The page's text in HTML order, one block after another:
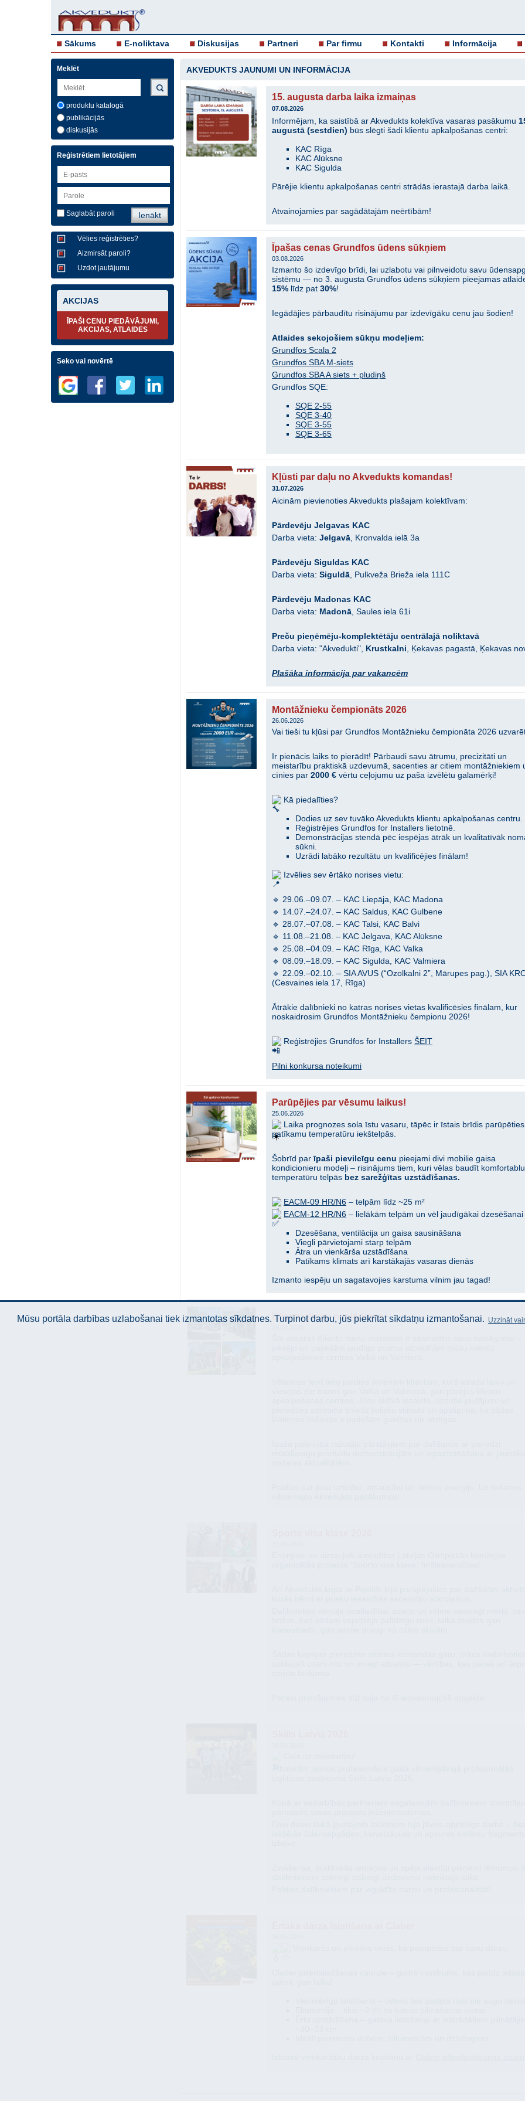
Sākums E-noliktava Diskusijas Partneri Par firmu Kontakti Informācija
Meklēt
produktu katalogā
publikācijās
diskusijās
Reģistrētiem lietotājiem
Saglabāt paroli
Vēlies reģistrēties?
Aizmirsāt paroli?
Uzdot jautājumu
AKCIJAS
ĪPAŠI CENU PIEDĀVĀJUMI,
AKCIJAS, ATLAIDES
Seko vai novērtē
AKVEDUKTS JAUNUMI UN INFORMĀCIJA
15. augusta darba laika izmaiņas
07.08.2026
Informējam, ka saistībā ar Akvedukts kolektīva vasaras pasākumu
augustā (sestdien) būs slēgti šādi klientu apkalpošanas centri:
KAC Rīga
KAC Alūksne
KAC Sigulda
Pārējie klientu apkalpošanas centri strādās ierastajā darba laikā.
Atvainojamies par sagādātajām neērtībām!
Īpašas cenas Grundfos ūdens sūkņiem
03.08.2026
Izmanto šo izdevīgo brīdi, lai uzlabotu vai pilnveidotu savu
sistēmu — no 3. augusta Grundfos ūdens sūkņiem pieejamas
15% līdz pat30%!
Iegādājies pārbaudītu risinājumu par izdevīgāku cenu jau šodien!
Atlaides sekojošiem sūkņu modeļiem:
Grundfos Scala 2
Grundfos SBA M-siets
Grundfos SBA A siets + pludiņš
Grundfos SQE:
SQE 2-55
SQE 3-40
SQE 3-55
SQE 3-65
Kļūsti par daļu no Akvedukts komandas!
31.07.2026
Aicinām pievienoties Akvedukts plašajam kolektīvam:
Pārdevēju Jelgavas KAC
Darba vieta:Jelgavā , Kronvalda ielā 3a
Pārdevēju Siguldas KAC
Darba vieta:Siguldā , Pulkveža Brieža iela 111C
Pārdevēju Madonas KAC
Darba vieta: Madonā , Saules iela 61i
Preču pieņēmēju-komplektētāju centrālajā noliktavā
Darba vieta: "Akvedukti", Krustkalni , Ķekavas pagastā, Ķekavas
Plašāka informācija par vakancēm
Montāžnieku čempionāts 2026
26.06.2026
Vai tieši tu kļūsi par Grundfos Montāžnieku čempionāta 2026
Ir pienācis laiks to pierādīt! Pārbaudi savu ātrumu, precizitāti un
meistarību praktiskā uzdevumā, sacenties ar citiem montāžniekiem
cīnies par2000 €vērtu ceļojumu uz paša izvēlētu galamērķi!
Kā piedalīties?
Dodies uz sev tuvāko Akvedukts klientu apkalpošanas centru.
Reģistrējies Grundfos for Installers lietotnē.
Demonstrācijas stendā pēc iespējas ātrāk un kvalitatīvāk
sūkni.
Uzrādi labāko rezultātu un kvalificējies finālam!
Izvēlies sev ērtāko norises vietu:
🔹 29.06.–09.07. – KAC Liepāja, KAC Madona
🔹 14.07.–24.07. – KAC Saldus, KAC Gulbene
🔹 28.07.–07.08. – KAC Talsi, KAC Balvi
🔹 11.08.–21.08. – KAC Jelgava, KAC Alūksne
🔹 25.08.–04.09. – KAC Rīga, KAC Valka
🔹 08.09.–18.09. – KAC Sigulda, KAC Valmiera
🔹 22.09.–02.10. – SIA AVUS (“Ozolkalni 2”, Mārupes pag.), SIA
(Cesvaines iela 17, Rīga)
Ātrākie dalībnieki no katras norises vietas kvalificēsies finālam, kur
noskaidrosim Grundfos Montāžnieku čempionu 2026!
Reģistrējies Grundfos for InstallersŠEIT
Pilni konkursa noteikumi
Parūpējies par vēsumu laikus!
25.06.2026
Laika prognozes sola īstu vasaru, tāpēc ir īstais brīdis
patīkamu temperatūru iekštelpās.
Šobrīd parīpaši pievilcīgu cenu pieejami divi mobilie gaisa
kondicionieru modeļi – risinājums tiem, kuri vēlas baudīt komfortablu
temperatūru telpās bez sarežģītas uzstādīšanas.
EACM-09 HR/N6 – telpām līdz ~25 m²
EACM-12 HR/N6 – lielākām telpām un vēl jaudīgākai dzesēšanai
Dzesēšana, ventilācija un gaisa sausināšana
Viegli pārvietojami starp telpām
Ātra un vienkārša uzstādīšana
Patīkams klimats arī karstākajās vasaras dienās
Izmanto iespēju un sagatavojies karstuma vilnim jau tagad!
Klientu dienu noslēgums
Mūsu portāla darbības uzlabošanai tiek izmantotas sīkdatnes. Turpinot darbu, jūs piekrītat sīkdatņu izmantošanai. Uzzināt